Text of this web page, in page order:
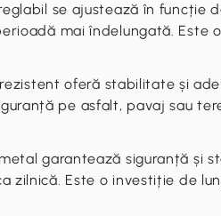
reglabil se ajustează în funcție
mai îndelungată. Este
rezistent oferă stabilitate și
pe asfalt, pavaj sau
garantează siguranță și
zilnică. Este o investiție de